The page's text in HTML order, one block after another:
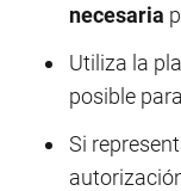
necesaria
Utiliza la
posible
Si